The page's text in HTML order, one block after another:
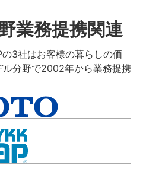
業務提携関連
3社はお客様の暮らしの価
分野で2002年から業務提携